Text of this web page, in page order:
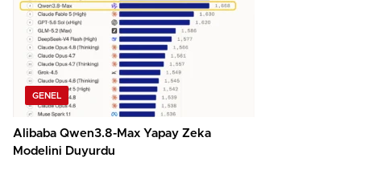
GENEL
Alibaba Qwen3.8-Max Yapay Zeka
Modelini Duyurdu